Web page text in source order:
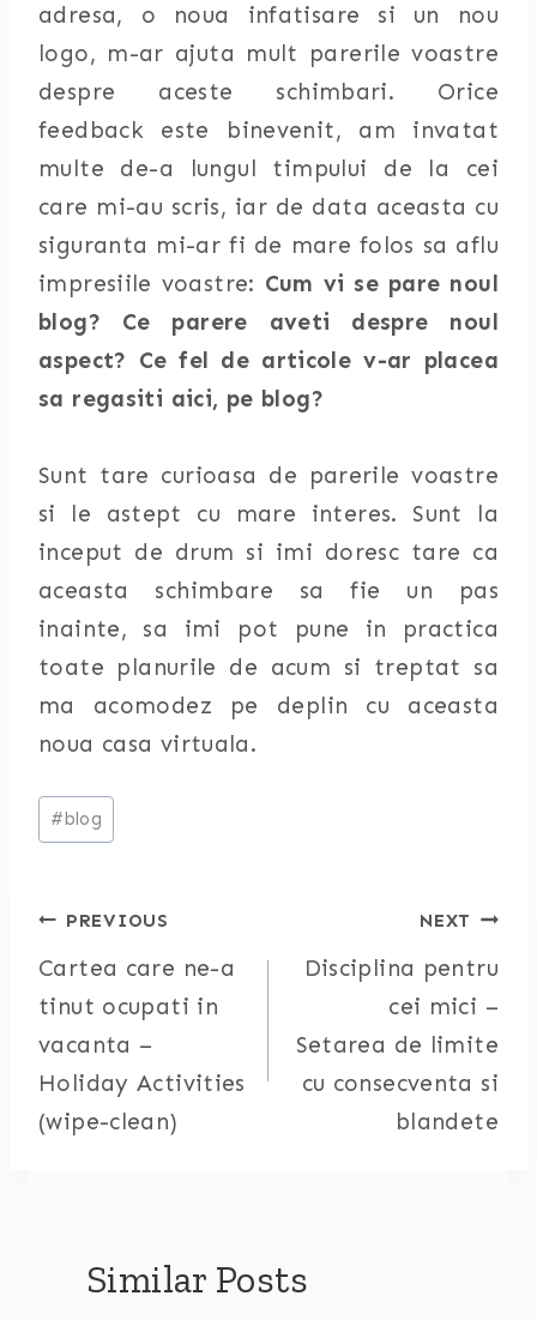
adresa, o noua infatisare si un nou
logo, m-ar ajuta mult parerile voastre
despre aceste schimbari. Orice
feedback este binevenit, am invatat
multe de-a lungul timpului de la cei
care mi-au scris, iar de data aceasta cu
siguranta mi-ar fi de mare folos sa aflu
impresiile voastre: Cum vi se pare noul
blog? Ce parere aveti despre noul
aspect? Ce fel de articole v-ar placea
sa regasiti aici, pe blog?
Sunt tare curioasa de parerile voastre
si le astept cu mare interes. Sunt la
inceput de drum si imi doresc tare ca
aceasta schimbare sa fie un pas
inainte, sa imi pot pune in practica
toate planurile de acum si treptat sa
ma acomodez pe deplin cu aceasta
noua casa virtuala.
Post
Tags:
#blog
Post
navigation
PREVIOUS
Cartea care ne-a
tinut ocupati in
vacanta –
Holiday Activities
(wipe-clean)
NEXT
Disciplina pentru
cei mici –
Setarea de limite
cu consecventa si
blandete
Similar Posts